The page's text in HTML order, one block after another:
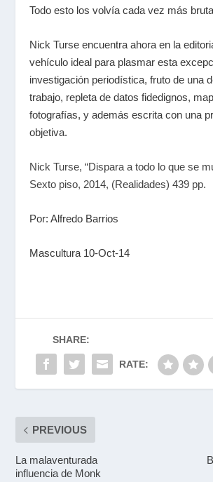
Todo esto los volvía cada vez más
Nick Turse encuentra ahora en la
vehículo ideal para plasmar esta
investigación periodística, fruto de una
trabajo, repleta de datos fidedignos,
fotografías, y además escrita con una
objetiva.
Nick Turse, “Dispara a todo lo que se
Sexto piso, 2014, (Realidades) 439 pp.
Por: Alfredo Barrios
Mascultura 10-Oct-14
SHARE:
RATE:
PREVIOUS
La malaventurada
influencia de Monk